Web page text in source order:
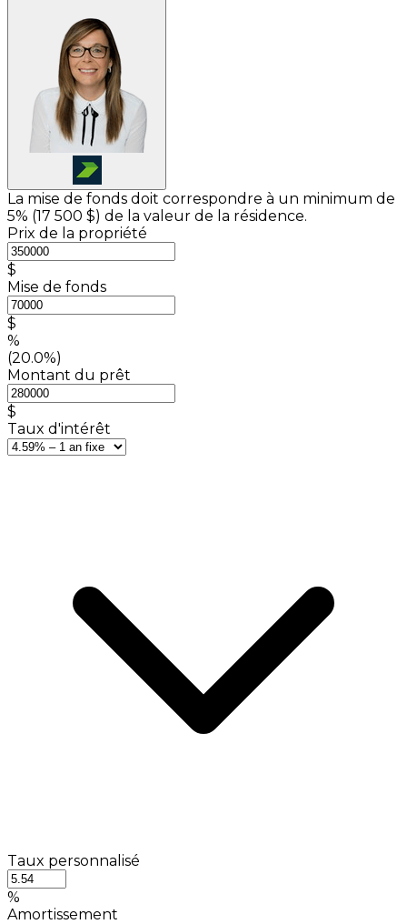
La mise de fonds doit correspondre à un minimum de
5% (17 500 $) de la valeur de la résidence.
Prix de la propriété
$
Mise de fonds
$
%
(20.0%)
Montant du prêt
$
Taux d'intérêt
Taux personnalisé
%
Amortissement